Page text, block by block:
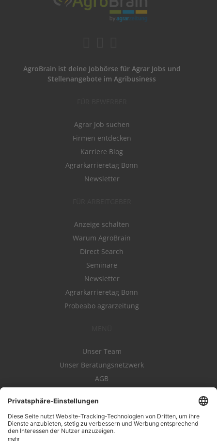
AgroBrain ist deine Jobbörse für Agrar Jobs und
Stellenangebote im Agribusiness
Agrar Job suchen
Firmen entdecken
Karriere Blog
Agrarkarrieretag Bonn
Newsletter
Anzeige schalten
Warum AgroBrain
Direct Search
Seminare
Newsletter
Agrarkarrieretag Bonn
Probeabo agrarzeitung
Unser Team
Unser Beratungsnetzwerk
AGB
Datenschutz
Impressum
Kontakt